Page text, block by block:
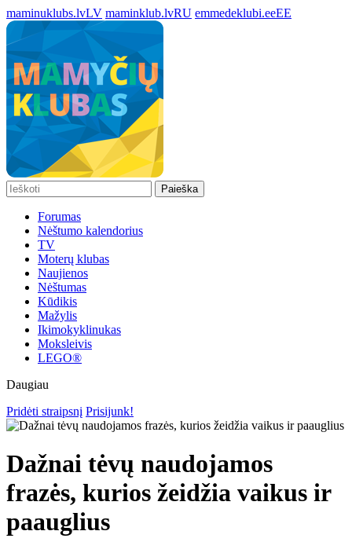
maminuklubs.lvLV maminklub.lvRU emmedeklubi.eeEE
Paieška
Forumas
Nėštumo kalendorius
TV
Moterų klubas
Naujienos
Nėštumas
Kūdikis
Mažylis
Ikimokyklinukas
Moksleivis
LEGO®
Daugiau
Pridėti straipsnį Prisijunk!
Dažnai tėvų naudojamos
frazės, kurios žeidžia vaikus ir
paauglius